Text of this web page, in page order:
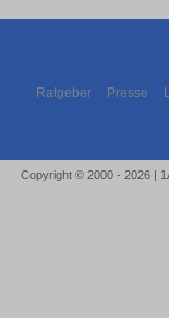
Ratgeber Presse
Copyright © 2000 - 2026 |